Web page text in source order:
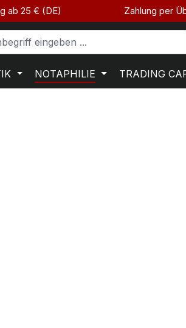
ab 25 € (DE) Zahlung per
NOTAPHILIE TRADING